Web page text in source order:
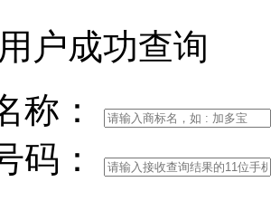
户成功查询
称：
码：